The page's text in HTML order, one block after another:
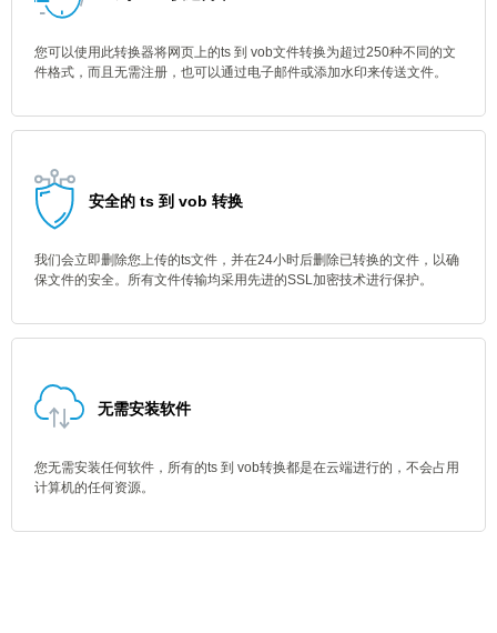
您可以使用此转换器将网页上的ts 到 vob文件转换为超过250种不同的文
件格式，而且无需注册，也可以通过电子邮件或添加水印来传送文件。
安全的 ts 到 vob 转换
我们会立即删除您上传的ts文件，并在24小时后删除已转换的文件，以确
保文件的安全。所有文件传输均采用先进的SSL加密技术进行保护。
无需安装软件
您无需安装任何软件，所有的ts 到 vob转换都是在云端进行的，不会占用
计算机的任何资源。